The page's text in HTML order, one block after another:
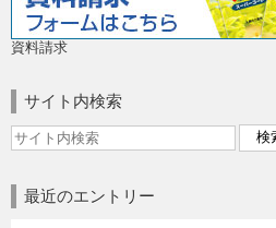
資料請求
サイト内検索
最近のエントリー